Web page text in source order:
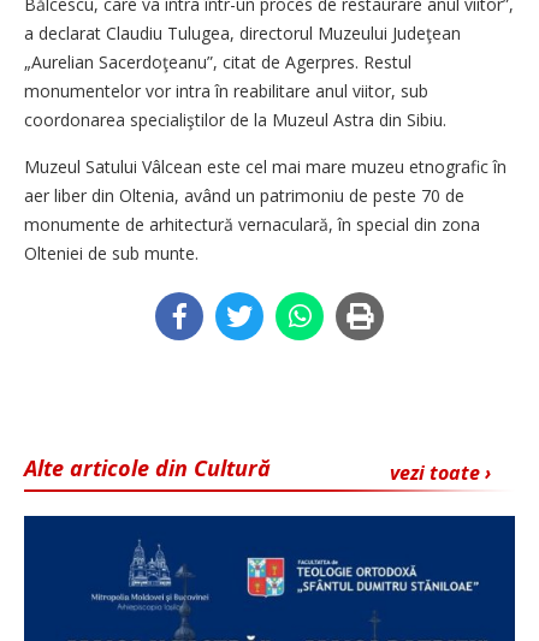
a declarat Claudiu Tulugea, directorul Muzeului Judeţean
„Aurelian Sacerdoţeanu”, citat de Agerpres. Restul
monumentelor vor intra în reabilitare anul viitor, sub
coordonarea specialiştilor de la Muzeul Astra din Sibiu.
Muzeul Satului Vâlcean este cel mai mare muzeu etnografic în
aer liber din Oltenia, având un patrimoniu de peste 70 de
monumente de arhitectură vernaculară, în special din zona
Olteniei de sub munte.
vezi toate ›
Alte articole din Cultură